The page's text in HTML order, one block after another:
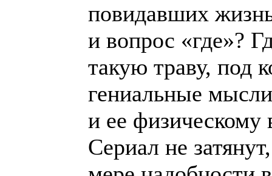
повидавших
и вопрос «где»?
такую траву, под
гениальные
и ее
Сериал не